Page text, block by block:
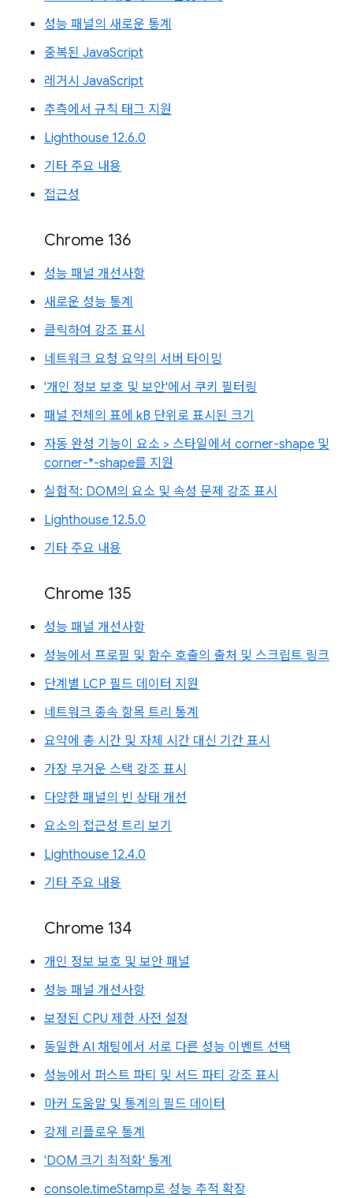
성능 패널의 새로운 통계
중복된 JavaScript
레거시 JavaScript
추측에서 규칙 태그 지원
Lighthouse 12.6.0
기타 주요 내용
접근성
Chrome 136
성능 패널 개선사항
새로운 성능 통계
클릭하여 강조 표시
네트워크 요청 요약의 서버 타이밍
'개인 정보 보호 및 보안'에서 쿠키 필터링
패널 전체의 표에 kB 단위로 표시된 크기
자동 완성 기능이 요소 > 스타일에서 corner-shape 및
corner-*-shape를 지원
실험적: DOM의 요소 및 속성 문제 강조 표시
Lighthouse 12.5.0
기타 주요 내용
Chrome 135
성능 패널 개선사항
성능에서 프로필 및 함수 호출의 출처 및 스크립트 링크
단계별 LCP 필드 데이터 지원
네트워크 종속 항목 트리 통계
요약에 총 시간 및 자체 시간 대신 기간 표시
가장 무거운 스택 강조 표시
다양한 패널의 빈 상태 개선
요소의 접근성 트리 보기
Lighthouse 12.4.0
기타 주요 내용
Chrome 134
개인 정보 보호 및 보안 패널
성능 패널 개선사항
보정된 CPU 제한 사전 설정
동일한 AI 채팅에서 서로 다른 성능 이벤트 선택
성능에서 퍼스트 파티 및 서드 파티 강조 표시
마커 도움말 및 통계의 필드 데이터
강제 리플로우 통계
'DOM 크기 최적화' 통계
console.timeStamp로 성능 추적 확장